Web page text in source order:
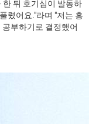
뒤 호기심이 발동하
렸어요."라며 "저는 흥
부하기로 결정했어